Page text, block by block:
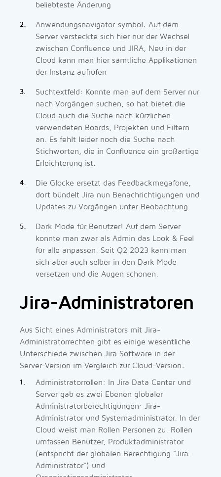
beliebteste Änderung
Anwendungsnavigator-symbol: Auf dem
Server versteckte sich hier nur der Wechsel
zwischen Confluence und JIRA, Neu in der
Cloud kann man hier sämtliche Applikationen
der Instanz aufrufen
Suchtextfeld: Konnte man auf dem Server nur
nach Vorgängen suchen, so hat bietet die
Cloud auch die Suche nach kürzlichen
verwendeten Boards, Projekten und Filtern
an. Es fehlt leider noch die Suche nach
Stichworten, die in Confluence ein großartige
Erleichterung ist.
Die Glocke ersetzt das Feedbackmegafone,
dort bündelt Jira nun Benachrichtigungen und
Updates zu Vorgängen unter Beobachtung
Dark Mode für Benutzer! Auf dem Server
konnte man zwar als Admin das Look & Feel
für alle anpassen. Seit Q2 2023 kann man
sich aber auch selber in den Dark Mode
versetzen und die Augen schonen.
Jira-Administratoren
Aus Sicht eines Administrators mit Jira-
Administratorrechten gibt es einige wesentliche
Unterschiede zwischen Jira Software in der
Server-Version im Vergleich zur Cloud-Version:
Administratorrollen: In Jira Data Center und
Server gab es zwei Ebenen globaler
Administratorberechtigungen: Jira-
Administrator und Systemadministrator. In der
Cloud weist man Rollen Personen zu. Rollen
umfassen Benutzer, Produktadministrator
(entspricht der globalen Berechtigung "Jira-
Administrator") und